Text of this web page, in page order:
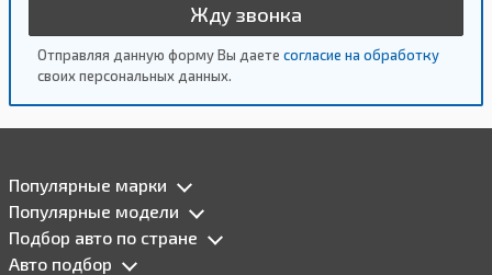
Жду звонка
Отправляя данную форму Вы даете согласие на обработку
своих персональных данных.
Популярные марки
Популярные модели
Подбор авто по стране
Авто подбор